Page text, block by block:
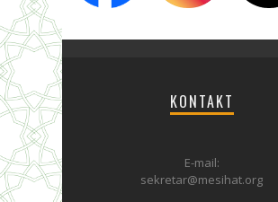
KONTAKT
E-mail:
sekretar@mesihat.org